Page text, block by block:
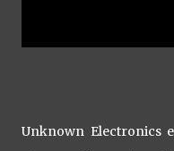
Unknown Electronics